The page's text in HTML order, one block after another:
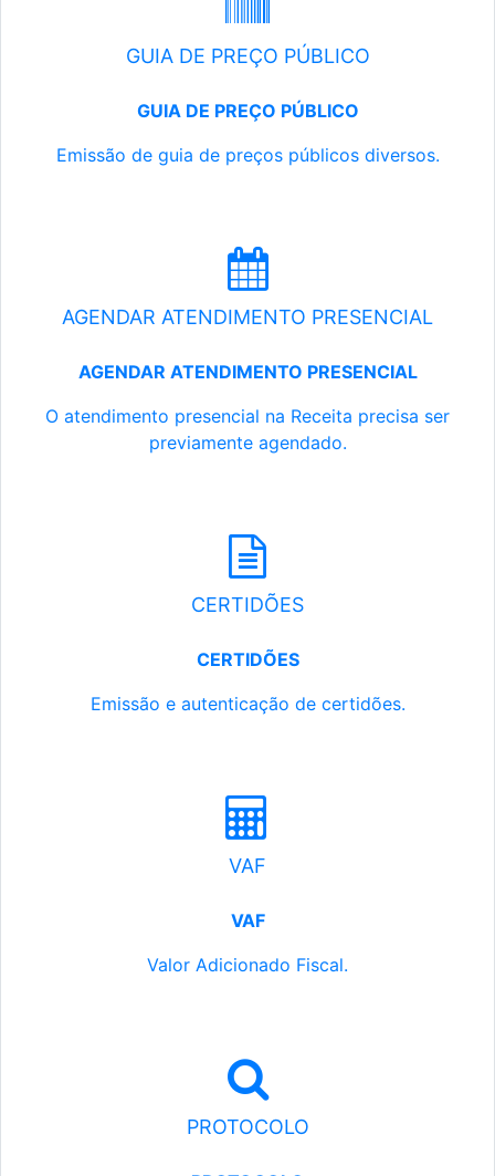
GUIA DE PREÇO PÚBLICO
GUIA DE PREÇO PÚBLICO
Emissão de guia de preços públicos diversos.
AGENDAR ATENDIMENTO PRESENCIAL
AGENDAR ATENDIMENTO PRESENCIAL
O atendimento presencial na Receita precisa ser
previamente agendado.
CERTIDÕES
CERTIDÕES
Emissão e autenticação de certidões.
VAF
VAF
Valor Adicionado Fiscal.
PROTOCOLO